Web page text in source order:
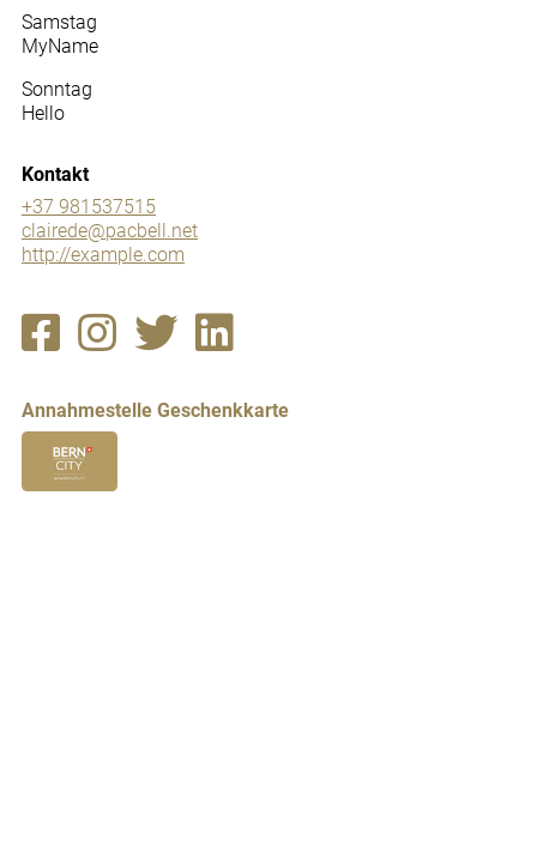
Samstag
MyName
Sonntag
Hello
Kontakt
+37 981537515
clairede@pacbell.net
http://example.com
Annahmestelle Geschenkkarte